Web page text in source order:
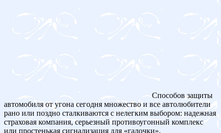
Способов защиты
автомобиля от угона сегодня множество и все автолюбители
рано или поздно сталкиваются с нелегким выбором: надежная
страховая компания, серьезный противоугонный комплекс
или простенькая сигнализация для «галочки».